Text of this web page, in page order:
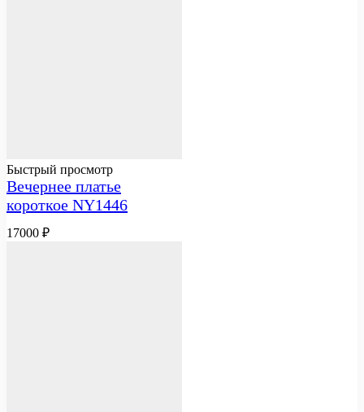
Быстрый просмотр
Вечернее платье
короткое NY1446
17000 ₽